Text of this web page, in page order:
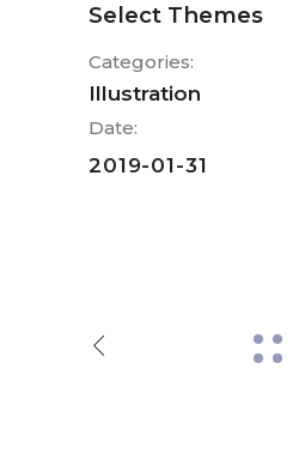
Select Themes
Categories:
Illustration
Date:
2019-01-31